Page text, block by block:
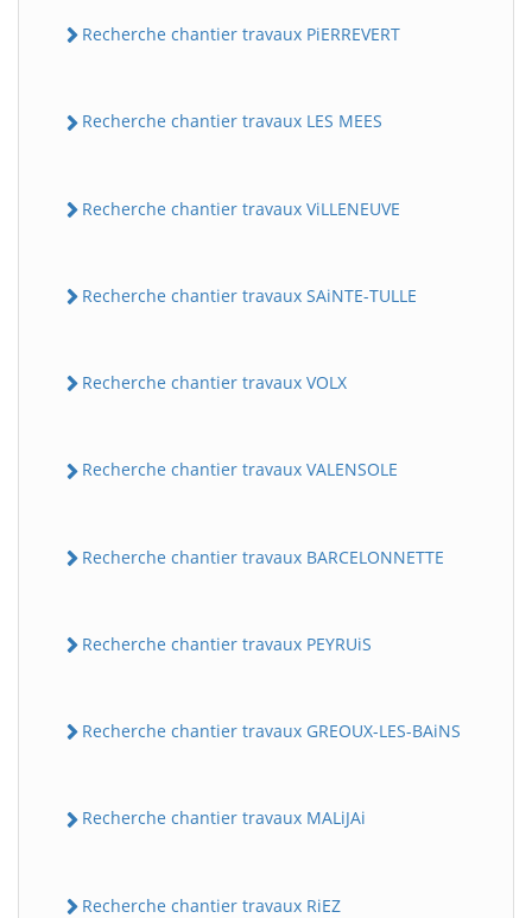
Recherche chantier travaux PiERREVERT
Recherche chantier travaux LES MEES
Recherche chantier travaux ViLLENEUVE
Recherche chantier travaux SAiNTE-TULLE
Recherche chantier travaux VOLX
Recherche chantier travaux VALENSOLE
Recherche chantier travaux BARCELONNETTE
Recherche chantier travaux PEYRUiS
Recherche chantier travaux GREOUX-LES-BAiNS
Recherche chantier travaux MALiJAi
Recherche chantier travaux RiEZ